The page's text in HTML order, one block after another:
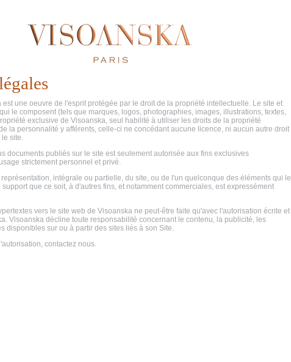
est une oeuvre de l'esprit protégée par le droit de la propriété intellectuelle. Le site et
le composent (tels que marques, logos, photographies, images, illustrations, textes,
exclusive de Visoanska, seul habilité à utiliser les droits de la propriété
la personnalité y afférents, celle-ci ne concédant aucune licence, ni aucun autre droit
site.
documents publiés sur le site est seulement autorisée aux fins exclusives
strictement personnel et privé.
intégrale ou partielle, du site, ou de l'un quelconque des éléments qui le
que ce soit, à d'autres fins, et notamment commerciales, est expressément
vers le site web de Visoanska ne peut-être faite qu'avec l'autorisation écrite et
Visoanska décline toute responsabilité concernant le contenu, la publicité, les
disponibles sur ou à partir des sites liés à son Site.
contactez nous.